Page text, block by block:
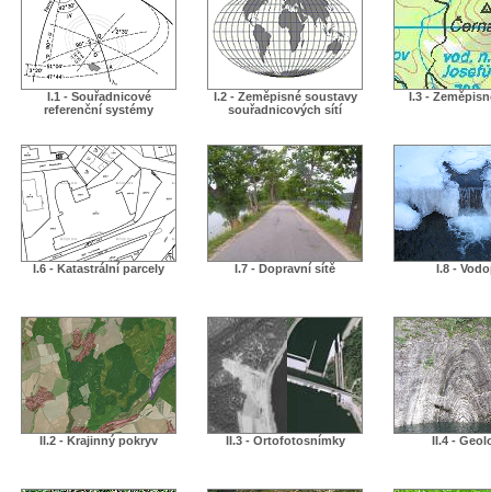
I.1 - Souřadnicové
referenční systémy
I.2 - Zeměpisné soustavy
souřadnicových sítí
I.3 -
I.6 - Katastrální parcely I.7 - Dopravní sítě I.8 -
II.2 - Krajinný pokryv II.3 - Ortofotosnímky II.4 -